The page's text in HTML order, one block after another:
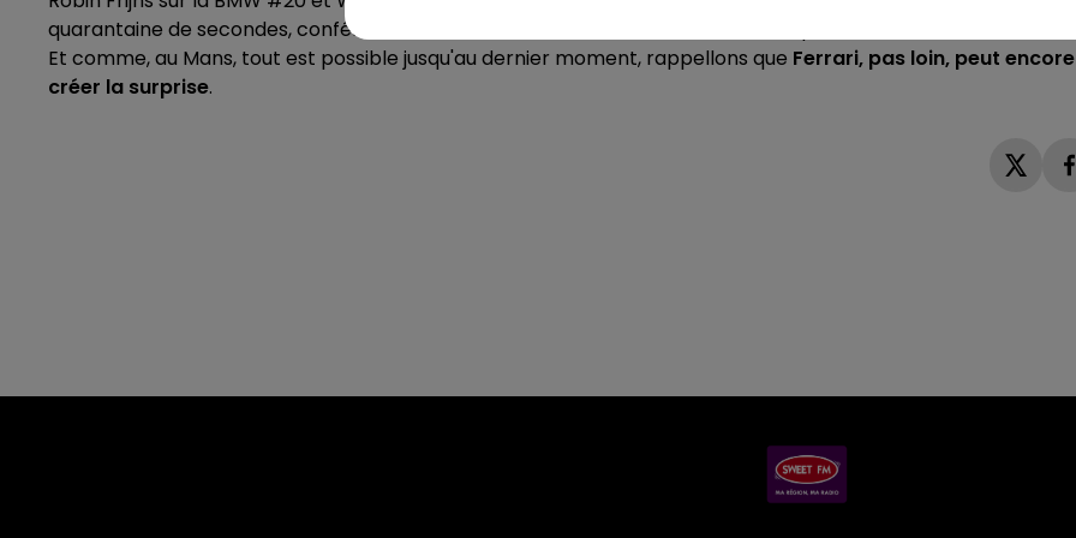
quarantaine de secondes, conférant à cette course d'endurance une allure de sprint, à se croire en Formule
Et comme, au Mans, tout est possible jusqu'au dernier moment, rappellons que Ferrari, pas loin, peut encore
créer la surprise.